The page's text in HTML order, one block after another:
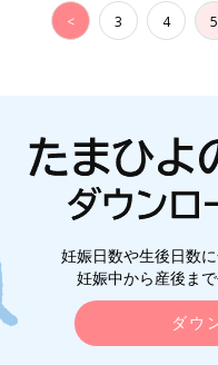
< 3 4 5
妊娠日数や生後日数
妊娠中から産後ま
ダウ